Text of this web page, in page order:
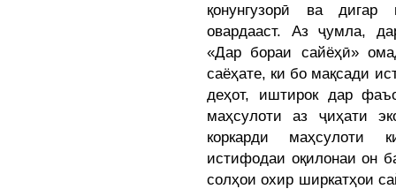
қонунгузорӣ ва дигар
овардааст. Аз ҷумла,
«Дар бораи сайёҳӣ»
саёҳате, ки бо мақсади
деҳот, иштирок дар
маҳсулоти аз ҷиҳати
коркарди маҳсулоти
истифодаи оқилонаи он
солҳои охир ширкатҳои